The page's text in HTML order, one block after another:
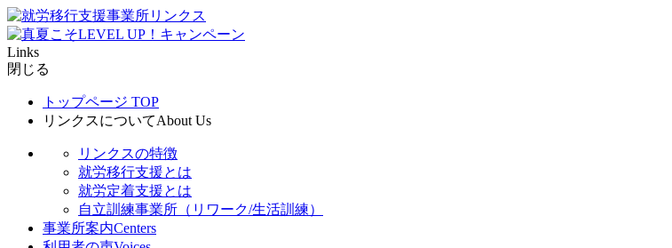
Links
閉じる
トップページ TOP
リンクスについてAbout Us
リンクスの特徴
就労移行支援とは
就労定着支援とは
自立訓練事業所（リワーク/生活訓練）
事業所案内Centers